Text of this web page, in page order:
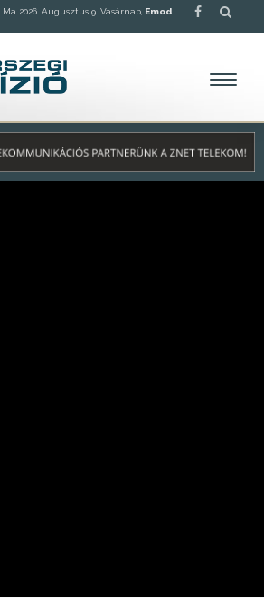
Ma 2026. Augusztus 9. Vasárnap, Emod